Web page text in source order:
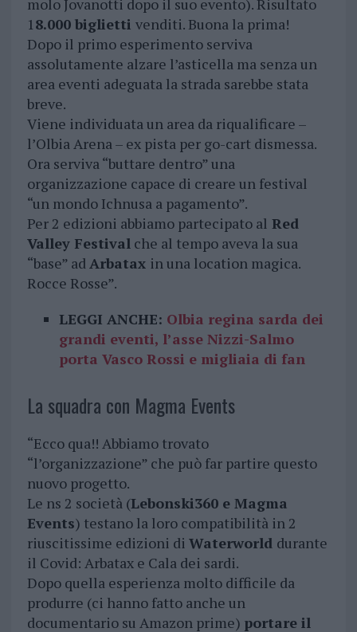
molo Jovanotti dopo il suo evento). Risultato
18.000 biglietti venditi. Buona la prima!
Dopo il primo esperimento serviva
assolutamente alzare l’asticella ma senza un
area eventi adeguata la strada sarebbe stata
breve.
Viene individuata un area da riqualificare –
l’Olbia Arena – ex pista per go-cart dismessa.
Ora serviva “buttare dentro” una
organizzazione capace di creare un festival
“un mondo Ichnusa a pagamento”.
Per 2 edizioni abbiamo partecipato al Red
Valley Festivalche al tempo aveva la sua
“base” adArbatax in una location magica.
Rocce Rosse”.
LEGGI ANCHE: Olbia regina sarda dei
grandi eventi, l’asse Nizzi-Salmo
porta Vasco Rossi e migliaia di fan
La squadra con Magma Events
“Ecco qua!! Abbiamo trovato
“l’organizzazione” che può far partire questo
nuovo progetto.
Le ns 2 società (Lebonski360 e Magma
Events) testano la loro compatibilità in 2
riuscitissime edizioni di Waterworld durante
il Covid: Arbatax e Cala dei sardi.
Dopo quella esperienza molto difficile da
produrre (ci hanno fatto anche un
documentario su Amazon prime) portare il